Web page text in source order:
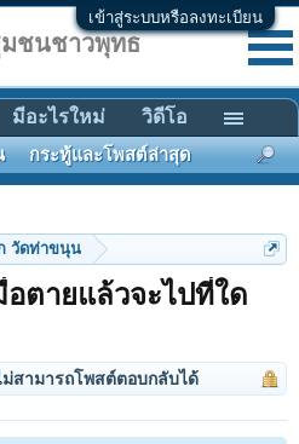
เข้าสู่ระบบหรือลงทะเบียน
วัดท่าขนุน
ตายแล้วจะไปที่ใด
สามารถโพสต์ตอบกลับได้
ชนชาวพุทธ
กระทู้และโพสต์ล่าสุด
มีอะไรใหม่ วิดีโอ